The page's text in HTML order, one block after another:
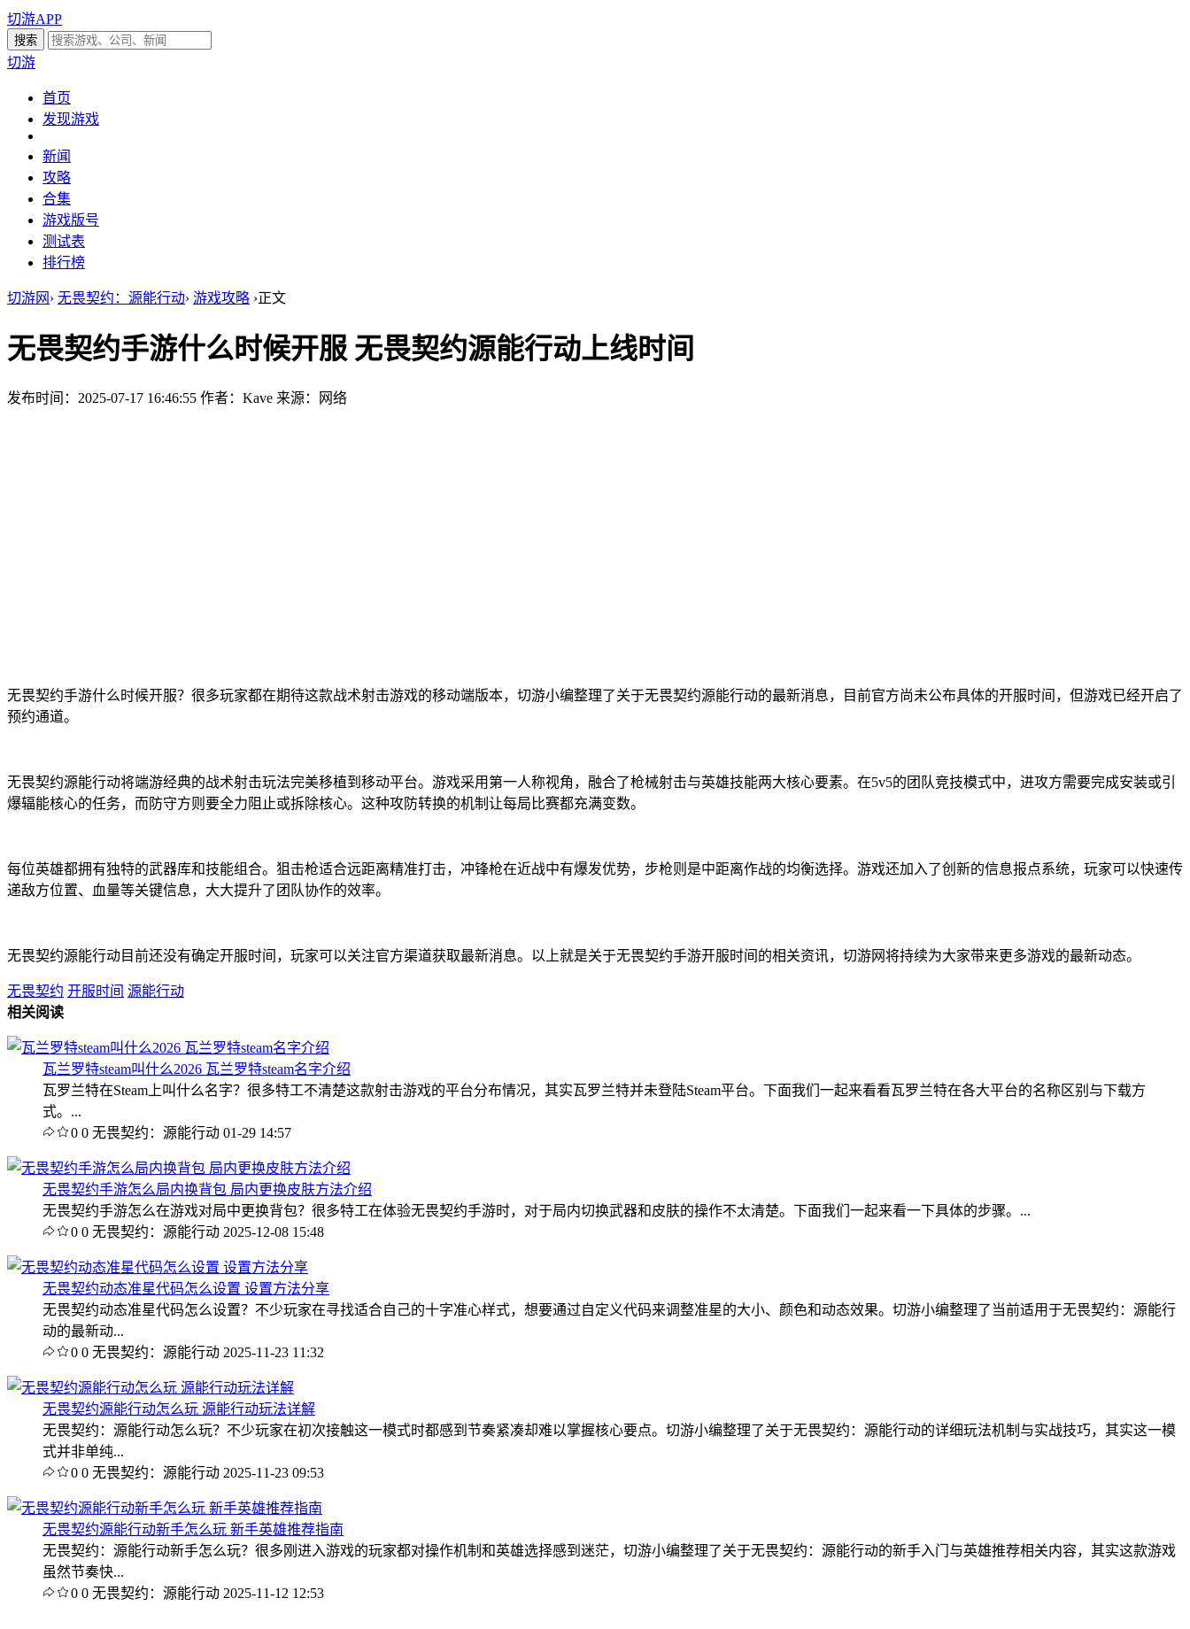
切游APP
切游
首页
发现游戏
新闻
攻略
合集
游戏版号
测试表
排行榜
切游网 › 无畏契约：源能行动› 游戏攻略 ›正文
无畏契约手游什么时候开服 无畏契约源能行动上线时间
发布时间：2025-07-17 16:46:55 作者：Kave 来源：网络
无畏契约手游什么时候开服？很多玩家都在期待这款战术射击游戏的移动端版本，切游小编整理了关于无畏契约源能行动的最新消息，目前官方尚未公布具体的开服时间，但游戏已经开启了
预约通道。
无畏契约源能行动将端游经典的战术射击玩法完美移植到移动平台。游戏采用第一人称视角，融合了枪械射击与英雄技能两大核心要素。在5v5的团队竞技模式中，进攻方需要完成安装或引
爆辐能核心的任务，而防守方则要全力阻止或拆除核心。这种攻防转换的机制让每局比赛都充满变数。
每位英雄都拥有独特的武器库和技能组合。狙击枪适合远距离精准打击，冲锋枪在近战中有爆发优势，步枪则是中距离作战的均衡选择。游戏还加入了创新的信息报点系统，玩家可以快速传
递敌方位置、血量等关键信息，大大提升了团队协作的效率。
无畏契约源能行动目前还没有确定开服时间，玩家可以关注官方渠道获取最新消息。以上就是关于无畏契约手游开服时间的相关资讯，切游网将持续为大家带来更多游戏的最新动态。
无畏契约 开服时间 源能行动
相关阅读
瓦兰罗特steam叫什么2026 瓦兰罗特steam名字介绍
瓦罗兰特在Steam上叫什么名字？很多特工不清楚这款射击游戏的平台分布情况，其实瓦罗兰特并未登陆Steam平台。下面我们一起来看看瓦罗兰特在各大平台的名称区别与下载方
式。...
0 0 无畏契约：源能行动 01-29 14:57
无畏契约手游怎么局内换背包 局内更换皮肤方法介绍
无畏契约手游怎么在游戏对局中更换背包？很多特工在体验无畏契约手游时，对于局内切换武器和皮肤的操作不太清楚。下面我们一起来看一下具体的步骤。...
0 0 无畏契约：源能行动 2025-12-08 15:48
无畏契约动态准星代码怎么设置 设置方法分享
无畏契约动态准星代码怎么设置？不少玩家在寻找适合自己的十字准心样式，想要通过自定义代码来调整准星的大小、颜色和动态效果。切游小编整理了当前适用于无畏契约：源能行
动的最新动...
0 0 无畏契约：源能行动 2025-11-23 11:32
无畏契约源能行动怎么玩 源能行动玩法详解
无畏契约：源能行动怎么玩？不少玩家在初次接触这一模式时都感到节奏紧凑却难以掌握核心要点。切游小编整理了关于无畏契约：源能行动的详细玩法机制与实战技巧，其实这一模
式并非单纯...
0 0 无畏契约：源能行动 2025-11-23 09:53
无畏契约源能行动新手怎么玩 新手英雄推荐指南
无畏契约：源能行动新手怎么玩？很多刚进入游戏的玩家都对操作机制和英雄选择感到迷茫，切游小编整理了关于无畏契约：源能行动的新手入门与英雄推荐相关内容，其实这款游戏
虽然节奏快...
0 0 无畏契约：源能行动 2025-11-12 12:53